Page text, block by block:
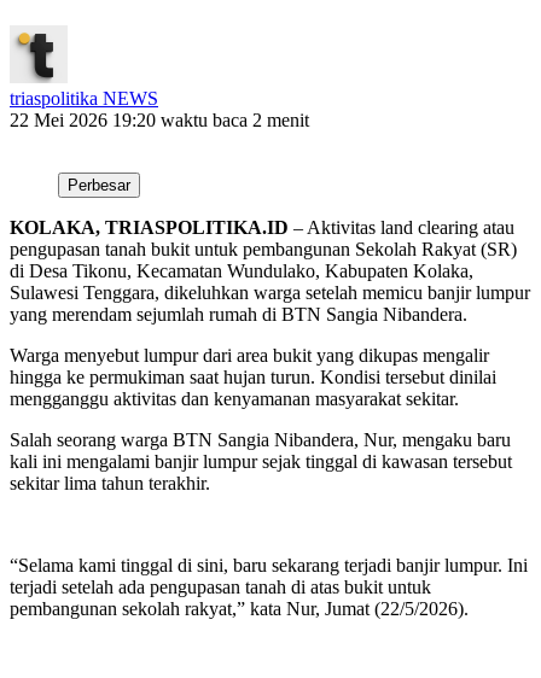
triaspolitika NEWS
22 Mei 2026 19:20 waktu baca 2 menit
Perbesar
KOLAKA, TRIASPOLITIKA.ID – Aktivitas land clearing atau
pengupasan tanah bukit untuk pembangunan Sekolah Rakyat (SR)
di Desa Tikonu, Kecamatan Wundulako, Kabupaten Kolaka,
Sulawesi Tenggara, dikeluhkan warga setelah memicu banjir lumpur
yang merendam sejumlah rumah di BTN Sangia Nibandera.
Warga menyebut lumpur dari area bukit yang dikupas mengalir
hingga ke permukiman saat hujan turun. Kondisi tersebut dinilai
mengganggu aktivitas dan kenyamanan masyarakat sekitar.
Salah seorang warga BTN Sangia Nibandera, Nur, mengaku baru
kali ini mengalami banjir lumpur sejak tinggal di kawasan tersebut
sekitar lima tahun terakhir.
“Selama kami tinggal di sini, baru sekarang terjadi banjir lumpur. Ini
terjadi setelah ada pengupasan tanah di atas bukit untuk
pembangunan sekolah rakyat,” kata Nur, Jumat (22/5/2026).